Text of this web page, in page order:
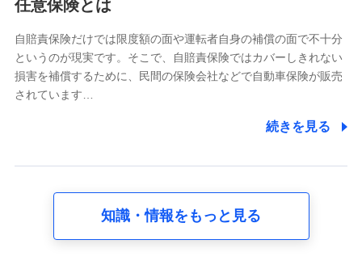
当社又は株式会社NTTドコモが提供する各種サービスな
又は株式会社NTTドコモが提供する各種サービスのご契
約状態・ご利用履歴インターネット利用時の行動に関す
る情報、アプリケーション利用時の行動に関する情報、
購入されたサービスや商品の名称・購入場所・決済に関
する情報、アンケートの回答に関する情報などが含まれ
の内容、保険料、保険料のお支払方法、車のメーカーや
走行距離などの情報、建物の構造や築年数などの情報、
任意保険とは
自賠責保険だけでは限度額の面や運転者自身の補償の面で不十分
というのが現実です。そこで、自賠責保険ではカバーしきれない
損害を補償するために、民間の保険会社などで自動車保険が販売
されています…
続きを見る
知識・情報をもっと見る